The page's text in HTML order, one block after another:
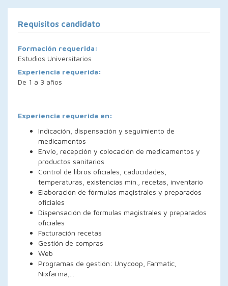
Requisitos candidato
Formación requerida:
Estudios Universitarios
Experiencia requerida:
De 1 a 3 años
Experiencia requerida en:
Indicación, dispensación y seguimiento de
medicamentos
Envío, recepción y colocación de medicamentos y
productos sanitarios
Control de libros oficiales, caducidades,
temperaturas, existencias mín., recetas, inventario
Elaboración de fórmulas magistrales y preparados
oficiales
Dispensación de fórmulas magistrales y preparados
oficiales
Facturación recetas
Gestión de compras
Web
Programas de gestión: Unycoop, Farmatic,
Nixfarma,...